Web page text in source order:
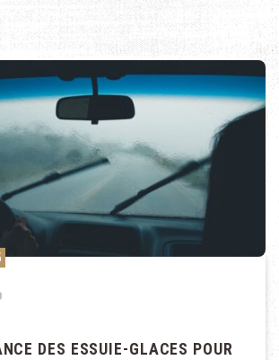
DES ESSUIE-GLACES POUR